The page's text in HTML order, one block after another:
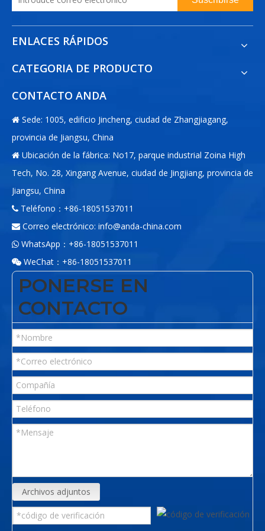
ENLACES RÁPIDOS
CATEGORIA DE PRODUCTO
CONTACTO ANDA
 Sede: 1005, edificio Jincheng, ciudad de Zhangjiagang,
provincia de Jiangsu, China
 Ubicación de la fábrica: No17, parque industrial Zoina High
Tech, No. 28, Xingang Avenue, ciudad de Jingjiang, provincia de
Jiangsu, China
 Teléfono：+86-18051537011
 Correo electrónico: info@anda-china.com
 WhatsApp：+86-18051537011
 WeChat：+86-18051537011
PONERSE EN
CONTACTO
Archivos adjuntos